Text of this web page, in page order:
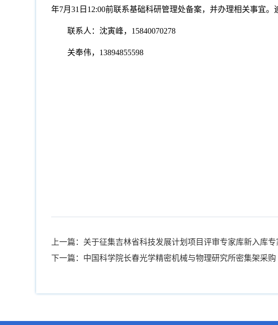
年7月31日12:00前联系基础科研管理处备案，并办理相关事宜。
联系人：沈寅峰，15840070278
关奉伟，13894855598
上一篇：关于征集吉林省科技发展计划项目评审专家库新入库
下一篇：中国科学院长春光学精密机械与物理研究所密集架采